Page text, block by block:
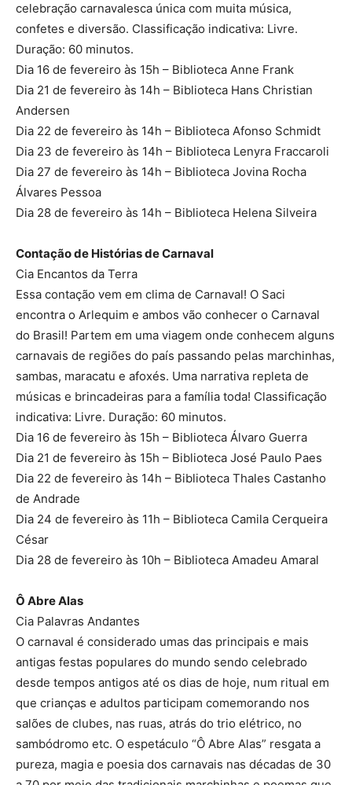
celebração carnavalesca única com muita música,
confetes e diversão. Classificação indicativa: Livre.
Duração: 60 minutos.
Dia 16 de fevereiro às 15h – Biblioteca Anne Frank
Dia 21 de fevereiro às 14h – Biblioteca Hans Christian
Andersen
Dia 22 de fevereiro às 14h – Biblioteca Afonso Schmidt
Dia 23 de fevereiro às 14h – Biblioteca Lenyra Fraccaroli
Dia 27 de fevereiro às 14h – Biblioteca Jovina Rocha
Álvares Pessoa
Dia 28 de fevereiro às 14h – Biblioteca Helena Silveira
Contação de Histórias de Carnaval
Cia Encantos da Terra
Essa contação vem em clima de Carnaval! O Saci
encontra o Arlequim e ambos vão conhecer o Carnaval
do Brasil! Partem em uma viagem onde conhecem alguns
carnavais de regiões do país passando pelas marchinhas,
sambas, maracatu e afoxés. Uma narrativa repleta de
músicas e brincadeiras para a família toda! Classificação
indicativa: Livre. Duração: 60 minutos.
Dia 16 de fevereiro às 15h – Biblioteca Álvaro Guerra
Dia 21 de fevereiro às 15h – Biblioteca José Paulo Paes
Dia 22 de fevereiro às 14h – Biblioteca Thales Castanho
de Andrade
Dia 24 de fevereiro às 11h – Biblioteca Camila Cerqueira
César
Dia 28 de fevereiro às 10h – Biblioteca Amadeu Amaral
Ô Abre Alas
Cia Palavras Andantes
O carnaval é considerado umas das principais e mais
antigas festas populares do mundo sendo celebrado
desde tempos antigos até os dias de hoje, num ritual em
que crianças e adultos participam comemorando nos
salões de clubes, nas ruas, atrás do trio elétrico, no
sambódromo etc. O espetáculo “Ô Abre Alas” resgata a
pureza, magia e poesia dos carnavais nas décadas de 30